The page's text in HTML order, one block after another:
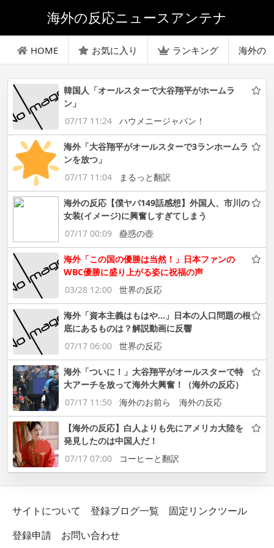
海外の反応ニュースアンテナ
HOME お気に入り ランキング 海外の
韓国人「オールスターで大谷翔平がホームラ
ン」
07/17 11:24
ハウメニージャパン！
海外「大谷翔平がオールスターで3ランホームラ
ンを放つ」
07/17 11:04
まるっと翻訳
海外の反応【僕ヤバ149話感想】外国人、市川の
女装(イメージ)に興奮しすぎてしまう
07/17 00:09
蠱惑の壺
海外「この国の優勝は当然！」日本ファンの
WBC優勝に盛り上がる姿に祝福の声
03/28 12:00
世界の反応
海外「資本主義はもはや…」日本の人口問題の根
底にあるものは？解説動画に反響
07/17 06:00
世界の反応
海外「ついに！」大谷翔平がオールスターで特
大アーチを放って海外大興奮！（海外の反応）
07/17 11:50
海外のお前ら 海外の反応
【海外の反応】白人よりも先にアメリカ大陸を
発見したのは中国人だ！
07/17 07:00
コーヒーと翻訳
サイトについて 登録ブログ一覧
固定リンクツール
登録申請
お問い合わせ